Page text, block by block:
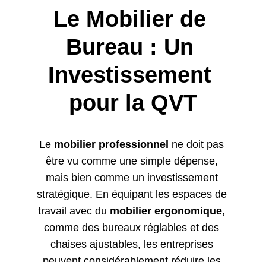
Le Mobilier de
Bureau : Un
Investissement
pour la QVT
Le mobilier professionnel ne doit pas
être vu comme une simple dépense,
mais bien comme un investissement
stratégique. En équipant les espaces de
travail avec du mobilier ergonomique,
comme des bureaux réglables et des
chaises ajustables, les entreprises